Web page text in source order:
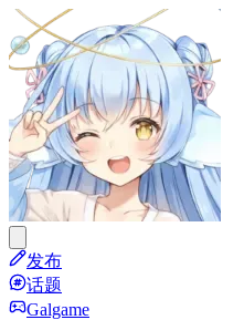
发布
话题
Galgame